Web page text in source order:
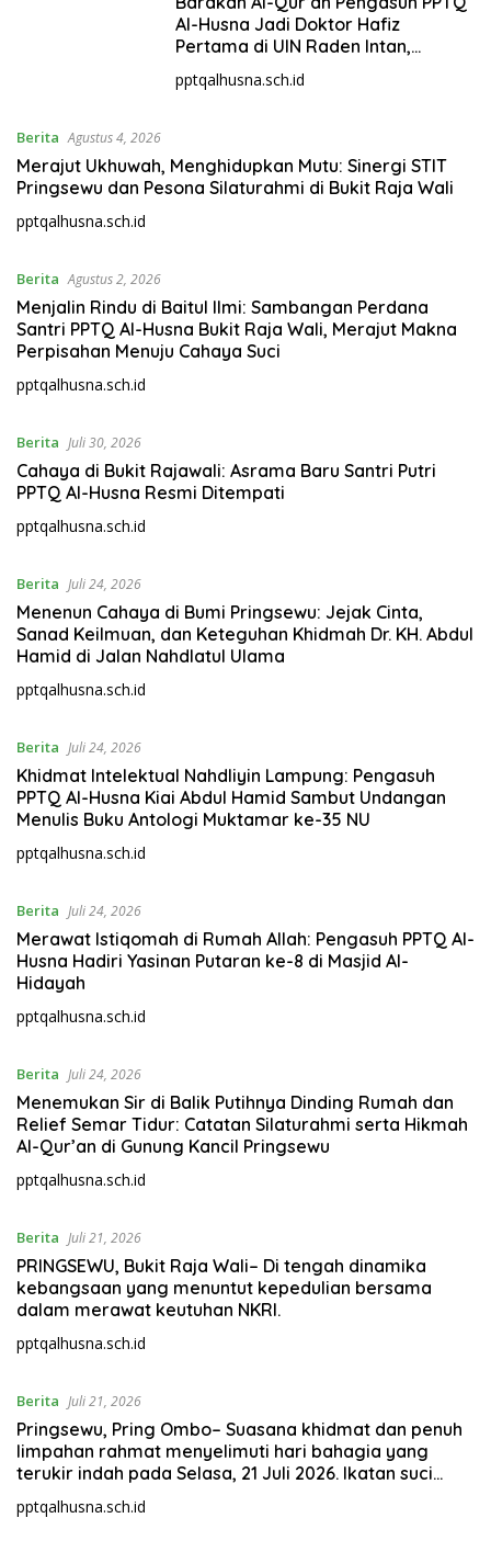
Al-Husna Jadi Doktor Hafiz
Pertama di UIN Raden Intan,
Lampung
pptqalhusna.sch.id
Berita Agustus 4, 2026
Merajut Ukhuwah, Menghidupkan Mutu: Sinergi STIT
Pringsewu dan Pesona Silaturahmi di Bukit Raja Wali
pptqalhusna.sch.id
Berita Agustus 2, 2026
Menjalin Rindu di Baitul Ilmi: Sambangan Perdana
Santri PPTQ Al-Husna Bukit Raja Wali, Merajut Makna
Perpisahan Menuju Cahaya Suci
pptqalhusna.sch.id
Berita Juli 30, 2026
Cahaya di Bukit Rajawali: Asrama Baru Santri Putri
PPTQ Al-Husna Resmi Ditempati
pptqalhusna.sch.id
Berita Juli 24, 2026
Menenun Cahaya di Bumi Pringsewu: Jejak Cinta,
Sanad Keilmuan, dan Keteguhan Khidmah Dr. KH. Abdul
Hamid di Jalan Nahdlatul Ulama
pptqalhusna.sch.id
Berita Juli 24, 2026
Khidmat Intelektual Nahdliyin Lampung: Pengasuh
PPTQ Al-Husna Kiai Abdul Hamid Sambut Undangan
Menulis Buku Antologi Muktamar ke-35 NU
pptqalhusna.sch.id
Berita Juli 24, 2026
Merawat Istiqomah di Rumah Allah: Pengasuh PPTQ Al-
Husna Hadiri Yasinan Putaran ke-8 di Masjid Al-
Hidayah
pptqalhusna.sch.id
Berita Juli 24, 2026
Menemukan Sir di Balik Putihnya Dinding Rumah dan
Relief Semar Tidur: Catatan Silaturahmi serta Hikmah
Al-Qur’an di Gunung Kancil Pringsewu
pptqalhusna.sch.id
Berita Juli 21, 2026
PRINGSEWU, Bukit Raja Wali– Di tengah dinamika
kebangsaan yang menuntut kepedulian bersama
dalam merawat keutuhan NKRI.
pptqalhusna.sch.id
Berita Juli 21, 2026
Pringsewu, Pring Ombo– Suasana khidmat dan penuh
limpahan rahmat menyelimuti hari bahagia yang
terukir indah pada Selasa, 21 Juli 2026. Ikatan suci
perkawinan resmi menyatukan langkah dua insan,
Anada Rosihun dan Umi Hamidah.
pptqalhusna.sch.id